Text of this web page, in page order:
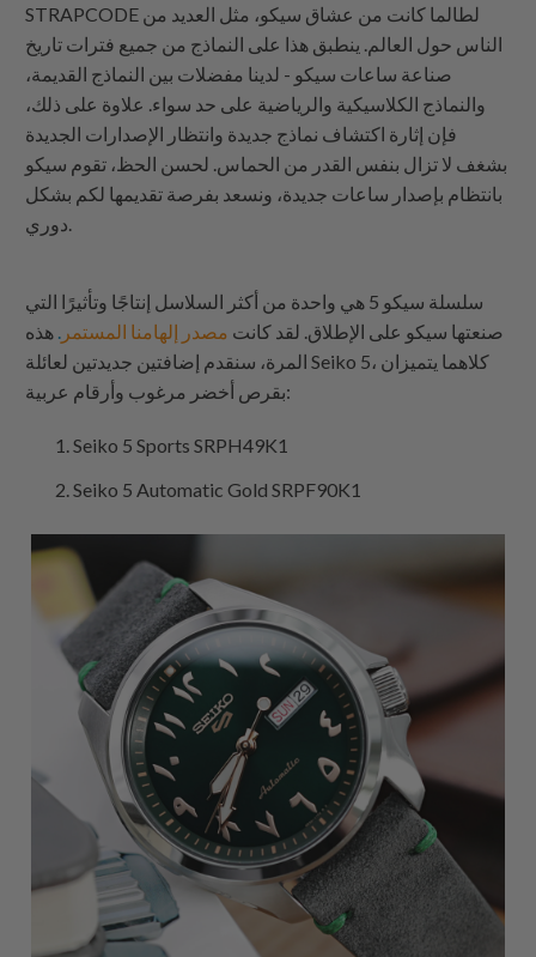
STRAPCODE
الناس حول العالم. ينطبق هذا على النماذج من جميع فترات تاريخ
صناعة ساعات سيكو - لدينا مفضلات بين النماذج القديمة،
والنماذج الكلاسيكية والرياضية على حد سواء. علاوة على ذلك،
فإن إثارة اكتشاف نماذج جديدة وانتظار الإصدارات الجديدة
بشغف لا تزال بنفس القدر من الحماس. لحسن الحظ، تقوم سيكو
بانتظام بإصدار ساعات جديدة، ونسعد بفرصة تقديمها لكم بشكل
سلسلة سيكو 5 هي واحدة من أكثر السلاسل إنتاجًا وتأثيرًا التي
صنعتها سيكو على الإطلاق. لقد كانت مصدر إلهامنا المستمر هذه
المرة، سنقدم إضافتين جديدتين لعائلة Seiko 5، كلاهما يتميزان
بقرص أخضر مرغوب وأرقام عربية:
Seiko 5 Sports SRPH49K1
Seiko 5 Automatic Gold SRPF90K1